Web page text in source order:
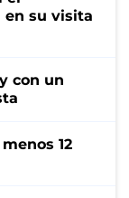
en su visita
con un
12